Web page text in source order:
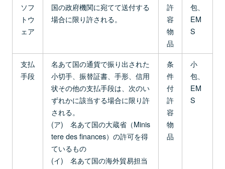
ソフ
トウ
ェア
国の政府機関に宛てて送付する
場合に限り許される。
許
容
物
品
包、
EM
S
支払
手段
名あて国の通貨で振り出された
小切手、振替証書、手形、信用
状その他の支払手段は、次のい
ずれかに該当する場合に限り許
される。
(ア) 名あて国の大蔵省（Minis
tere des finances）の許可を得
ているもの
(イ) 名あて国の海外貿易担当
条
件
付
許
容
物
品
小
包、
EM
S